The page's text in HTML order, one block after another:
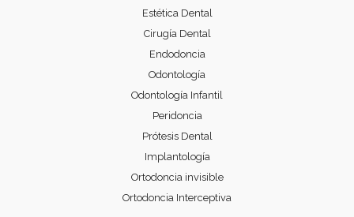
Estética Dental
Cirugía Dental
Endodoncia
Odontología
Odontología Infantil
Peridoncia
Prótesis Dental
Implantología
Ortodoncia invisible
Ortodoncia Interceptiva